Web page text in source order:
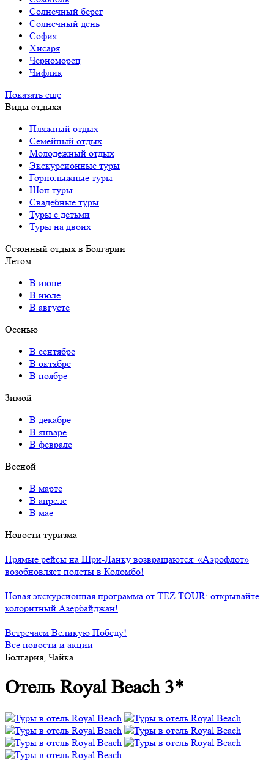
Солнечный берег
Солнечный день
София
Хисаря
Черноморец
Чифлик
Показать еще
Виды отдыха
Пляжный отдых
Семейный отдых
Молодежный отдых
Экскурсионные туры
Горнолыжные туры
Шоп туры
Свадебные туры
Туры с детьми
Туры на двоих
Сезонный отдых в Болгарии
Летом
В июне
В июле
В августе
Осенью
В сентябре
В октябре
В ноябре
Зимой
В декабре
В январе
В феврале
Весной
В марте
В апреле
В мае
Новости туризма
Прямые рейсы на Шри-Ланку возвращаются: «Аэрофлот»
возобновляет полеты в Коломбо!
Новая экскурсионная программа от TEZ TOUR: открывайте
колоритный Азербайджан!
Встречаем Великую Победу!
Все новости и акции
Болгария, Чайка
Отель Royal Beach 3*